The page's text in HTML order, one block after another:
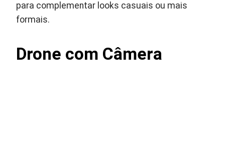
para complementar looks casuais ou mais
formais.
Drone com Câmera